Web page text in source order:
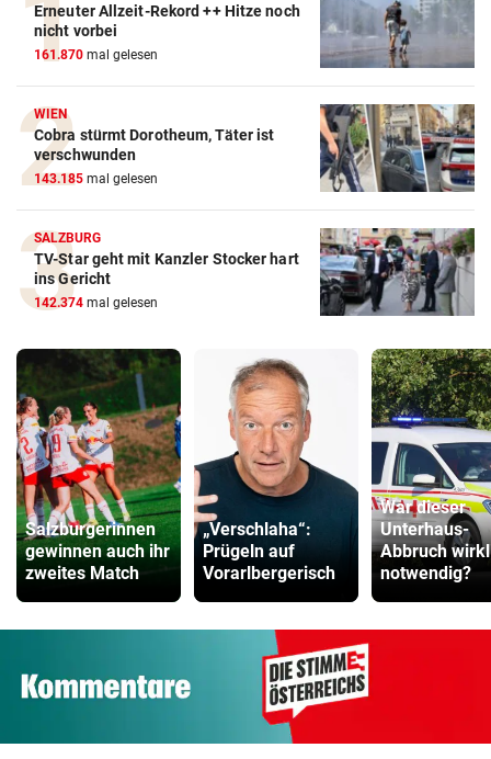
Erneuter Allzeit-Rekord ++ Hitze noch
nicht vorbei
161.870 mal gelesen
WIEN
Cobra stürmt Dorotheum, Täter ist
verschwunden
143.185 mal gelesen
SALZBURG
TV-Star geht mit Kanzler Stocker hart
ins Gericht
142.374 mal gelesen
Salzburgerinnen
gewinnen auch ihr
zweites Match
„Verschlaha“:
Prügeln auf
Vorarlbergerisch
War dieser
Unterhaus-
Abbruch
notwendig?